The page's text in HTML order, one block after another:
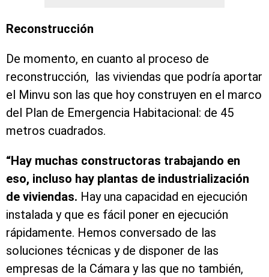
Reconstrucción
De momento, en cuanto al proceso de
reconstrucción, las viviendas que podría aportar
el Minvu son las que hoy construyen en el marco
del Plan de Emergencia Habitacional: de 45
metros cuadrados.
“Hay muchas constructoras trabajando en
eso, incluso hay plantas de industrialización
de viviendas. Hay una capacidad en ejecución
instalada y que es fácil poner en ejecución
rápidamente. Hemos conversado de las
soluciones técnicas y de disponer de las
empresas de la Cámara y las que no también,